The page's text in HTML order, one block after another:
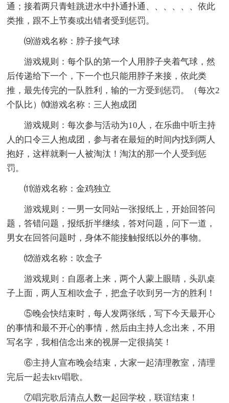
通；接着两只青蛙跳进水中扑通扑通、、、、、、依此
类推，跟不上节奏或出错者受到惩罚。
⑼游戏名称：脖子接气球
游戏规则：每个队的第一个人用脖子夹着气球，然
后传递给下一个，下一个也只能用脖子来接，依此类
推，最先传完的一队胜利，输的一方受到惩罚。（每次2
个队比）⑽游戏名称：三人抱成团
游戏规则：每次参与活动为10人，在乐曲中听主持
人的口令三人抱成团，参与者在最短的时间内找到两人
抱好，这样就剩一人被淘汰！淘汰的那一个人受到惩
罚。
⑾游戏名称：金鸡独立
游戏规则：一男一女同站一张报纸上，开始回答问
题，答错问题，报纸折半继续，答对问题，问下一道，
男女在回答问题时，身体不能接触报纸以外的事物。
⑿游戏名称：吹盒子
游戏规则：自愿者上来，两个人蒙上眼睛，头趴桌
子上面，两人互相吹盒子，把盒子吹到另一方的胜利！
⑤晚会快结束时，每人发两张纸，写下今天最开心
的事情和最不开心的事情，然后由主持人念出来，不用
写名字，我相信念出来的视屏一定很搞笑！
⑥主持人宣布晚会结束，大家一起清理教室，清理
完后一起去ktv唱歌。
⑦唱完歌后清点人数一起回学校，联谊结束！